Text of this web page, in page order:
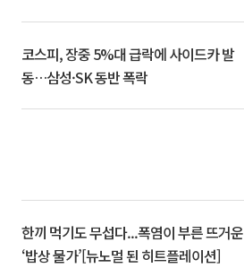
코스피, 장중 5%대 급락에 사이드카 발
동…삼성·SK 동반 폭락
한끼 먹기도 무섭다...폭염이 부른 뜨거운
‘밥상 물가’[뉴노멀 된 히트플레이션]